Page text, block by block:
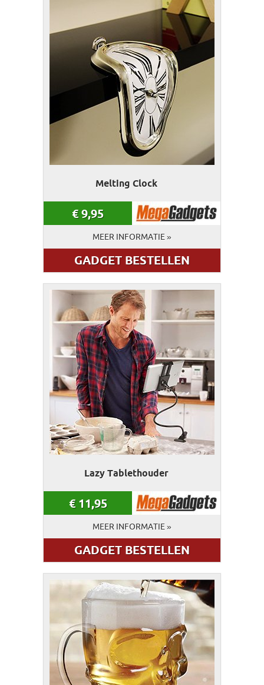
Melting Clock
€9,95
MEER INFORMATIE »
GADGET BESTELLEN
Lazy Tablethouder
€ 11,95
MEER INFORMATIE »
GADGET BESTELLEN